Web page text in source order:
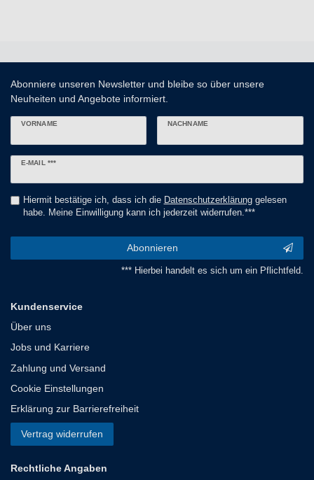
Abonniere unseren Newsletter und bleibe so über unsere
Neuheiten und Angebote informiert.
VORNAME NACHNAME
E-MAIL ***
Newsletter
Hiermit bestätige ich, dass ich die Daten­schutz­erklärunggelesen
habe. Meine Einwilligung kann ich jederzeit widerrufen.***
Abonnieren
*** Hierbei handelt es sich um ein Pflichtfeld.
Kundenservice
Über uns
Jobs und Karriere
Zahlung und Versand
Cookie Einstellungen
Erklärung zur Barrierefreiheit
Vertrag widerrufen
Rechtliche Angaben